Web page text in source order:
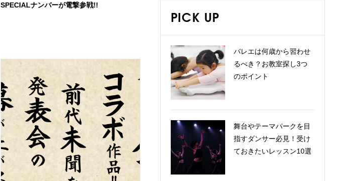
SPECIALナンバーが電撃参戦!!
PICK UP
バレエは何歳から習わせ
るべき？お教室探し3つ
のポイント
舞台やテーマパークを目
指すダンサー必見！受け
ておきたいレッスン10選